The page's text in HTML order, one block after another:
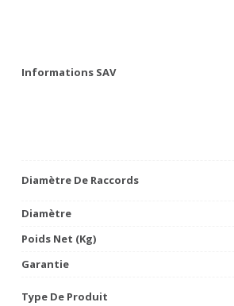
Informations SAV
Diamètre De Raccords
Diamètre
Poids Net (Kg)
Garantie
Type De Produit